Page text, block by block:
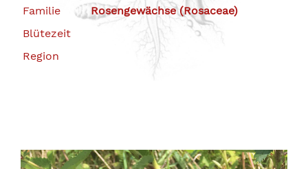
Familie
Rosengewächse (Rosaceae)
Blütezeit
Region